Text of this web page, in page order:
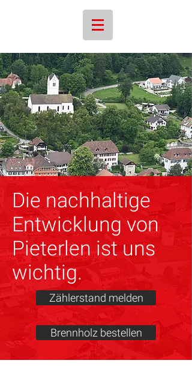
Die nachhaltige
Entwicklung von
Pieterlen ist uns
wichtig.
Zählerstand melden
Brennholz bestellen